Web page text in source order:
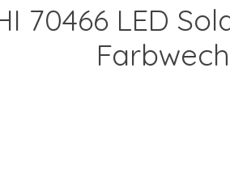
70466 LED